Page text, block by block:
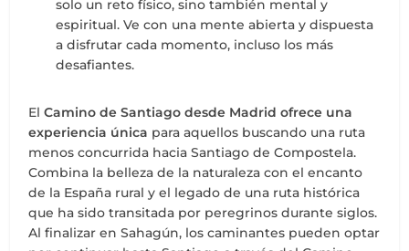
solo un reto físico, sino también mental y
espiritual. Ve con una mente abierta y dispuesta
a disfrutar cada momento, incluso los más
desafiantes.
ElCamino de Santiago desde Madrid ofrece una
experiencia única para aquellos buscando una ruta
menos concurrida hacia Santiago de Compostela.
Combina la belleza de la naturaleza con el encanto
de la España rural y el legado de una ruta histórica
que ha sido transitada por peregrinos durante siglos.
Al finalizar en Sahagún, los caminantes pueden optar